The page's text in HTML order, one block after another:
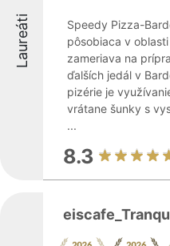
Laureáti
Speedy Pizza-
pôsobiaca v
zameriava na
ďalších jedál v
pizérie je
vrátane šunky s
...
8.3